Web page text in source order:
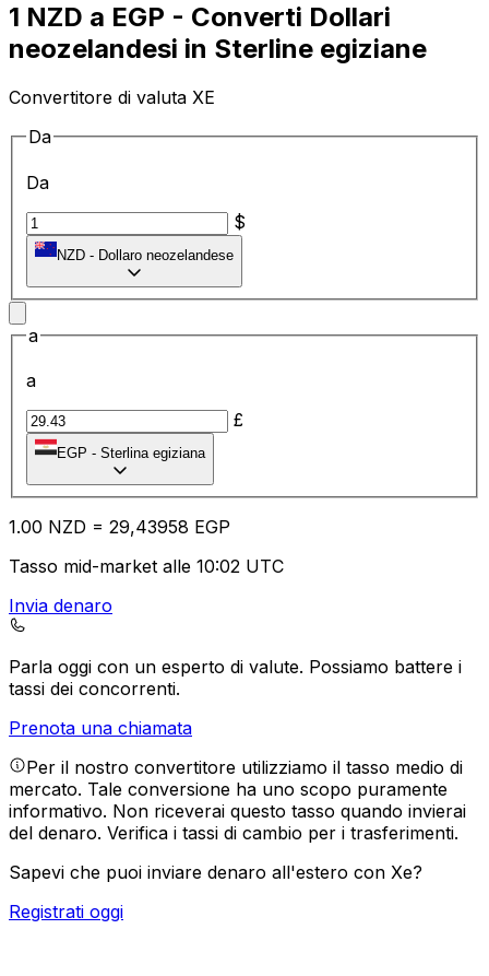
1 NZD a EGP - Converti Dollari
neozelandesi in Sterline egiziane
Convertitore di valuta XE
Da
Da
$
NZD - Dollaro neozelandese
a
a
£
EGP - Sterlina egiziana
1.00 NZD = 29,43958 EGP
Tasso mid-market alle 10:02 UTC
Invia denaro
Parla oggi con un esperto di valute. Possiamo battere i
tassi dei concorrenti.
Prenota una chiamata
Per il nostro convertitore utilizziamo il tasso medio di
mercato. Tale conversione ha uno scopo puramente
informativo. Non riceverai questo tasso quando invierai
del denaro. Verifica i tassi di cambio per i trasferimenti.
Sapevi che puoi inviare denaro all'estero con Xe?
Registrati oggi